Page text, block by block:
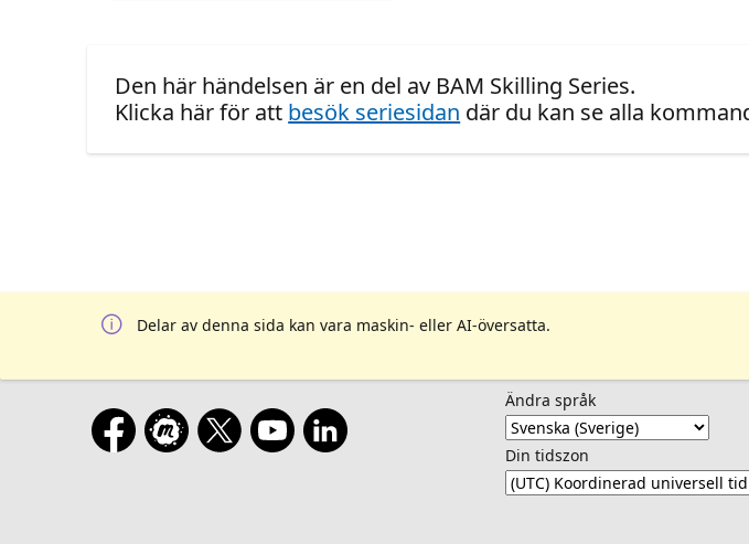
Den här händelsen är en del av BAM Skilling Series.
Klicka här för att besök seriesidan där du kan se alla
Delar av denna sida kan vara maskin- eller AI-översatta.
Ändra språk
Din tidszon